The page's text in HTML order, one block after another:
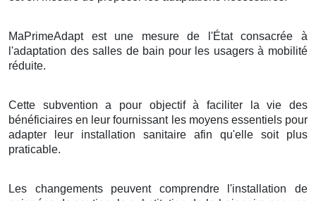
MaPrimeAdapt est une mesure de l'État consacrée à
l'adaptation des salles de bain pour les usagers à mobilité
réduite.
Cette subvention a pour objectif à faciliter la vie des
bénéficiaires en leur fournissant les moyens essentiels pour
adapter leur installation sanitaire afin qu'elle soit plus
praticable.
Les changements peuvent comprendre l'installation de